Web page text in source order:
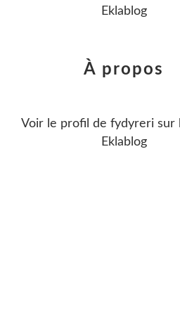
Eklablog
À propos
Voir le profil de fydyrerisur
Eklablog